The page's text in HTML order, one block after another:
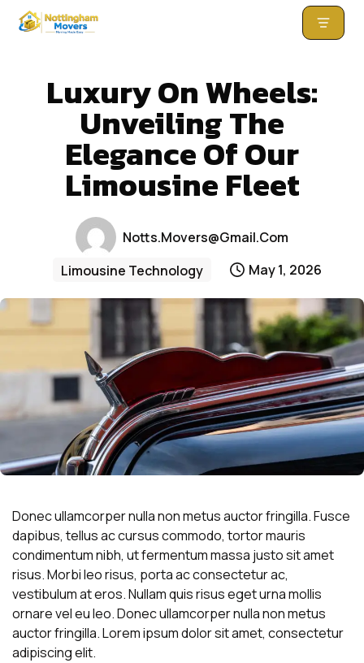
contentLuxury On Wheels:
Unveiling The
Elegance Of Our
Limousine Fleet
Notts.movers@gmail.com
Limousine Technology
May 1, 2026
Donec ullamcorper nulla non metus auctor fringilla. Fusce
dapibus, tellus ac cursus commodo, tortor mauris
condimentum nibh, ut fermentum massa justo sit amet
risus. Morbi leo risus, porta ac consectetur ac,
vestibulum at eros. Nullam quis risus eget urna mollis
ornare vel eu leo. Donec ullamcorper nulla non metus
auctor fringilla. Lorem ipsum dolor sit amet, consectetur
adipiscing elit.